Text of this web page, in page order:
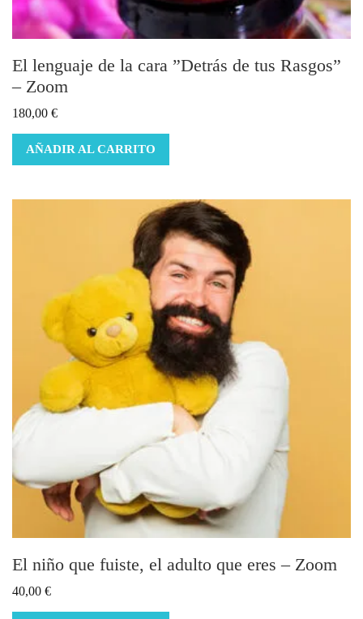
El lenguaje de la cara ”Detrás de tus Rasgos”
– Zoom
180,00 €
AÑADIR AL CARRITO
El niño que fuiste, el adulto que eres – Zoom
40,00 €